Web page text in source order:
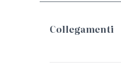
Collegamenti